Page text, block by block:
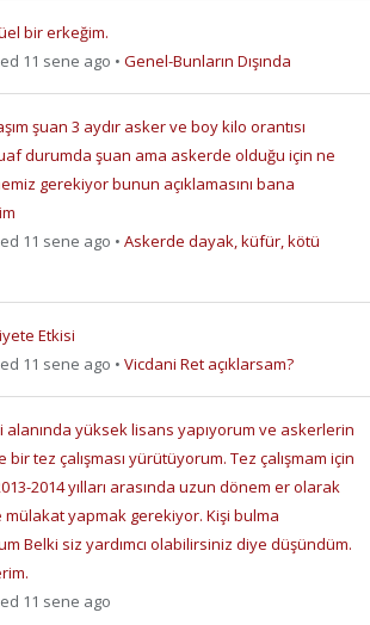
bir erkeğim.
11 sene ago • Genel-Bunların Dışında
şuan 3 aydır asker ve boy kilo orantısı
durumda şuan ama askerde olduğu için ne
gerekiyor bunun açıklamasını bana
11 sene ago • Askerde dayak, küfür, kötü
Etkisi
11 sene ago • Vicdani Ret açıklarsam?
yüksek lisans yapıyorum ve askerlerin
tez çalışması yürütüyorum. Tez çalışmam için
2014 yılları arasında uzun dönem er olarak
yapmak gerekiyor. Kişi bulma
Belki siz yardımcı olabilirsiniz diye düşündüm.
11 sene ago